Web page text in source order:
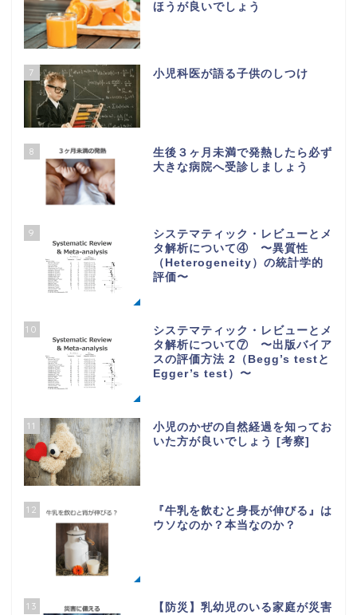
ほうが良いでしょう
7 小児科医が語る子供のしつけ
8
生後３ヶ月未満で発熱したら必ず
大きな病院へ受診しましょう
9
システマティック・レビューとメ
タ解析について④ 〜異質性
（Heterogeneity）の統計学的
評価〜
10
システマティック・レビューとメ
タ解析について⑦ 〜出版バイア
スの評価方法 2（Begg’s testと
Egger’s test）〜
11
小児のかぜの自然経過を知ってお
いた方が良いでしょう [考察]
12
『牛乳を飲むと身長が伸びる』は
ウソなのか？本当なのか？
13
【防災】乳幼児のいる家庭が災害